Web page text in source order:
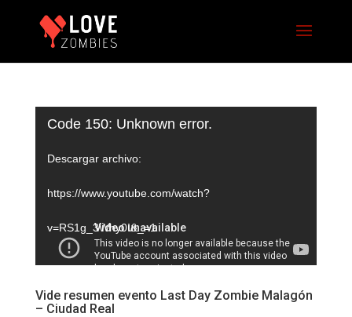
Reproductor
de
vídeo
Code 150: Unknown error.
Descargar archivo:
https://www.youtube.com/watch?
v=RS1g_3Why0I&_=1
Vide resumen evento Last Day Zombie Malagón
– Ciudad Real